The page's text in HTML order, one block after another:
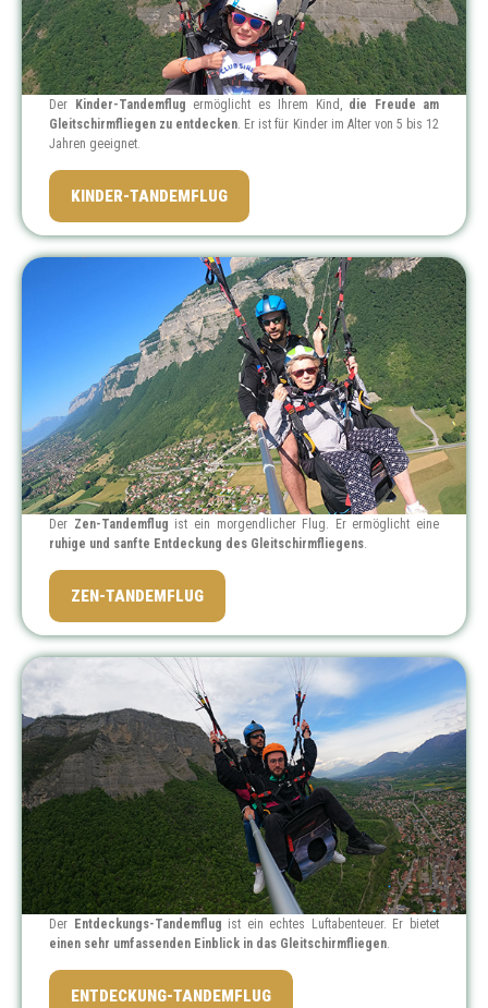
Der Kinder-Tandemflug ermöglicht es Ihrem Kind, die Freude am
Gleitschirmfliegen zu entdecken. Er ist für Kinder im Alter von 5 bis 12
Jahren geeignet.
PREIS: 79 €
KINDER-TANDEMFLUG
Der Zen-Tandemflug ist ein morgendlicher Flug. Er ermöglicht eine
ruhige und sanfte Entdeckung des Gleitschirmfliegens.
PREIS: 85 €
ZEN-TANDEMFLUG
Der Entdeckungs-Tandemflug ist ein echtes Luftabenteuer. Er bietet
einen sehr umfassenden Einblick in das Gleitschirmfliegen.
PREIS: 89 €
ENTDECKUNG-TANDEMFLUG